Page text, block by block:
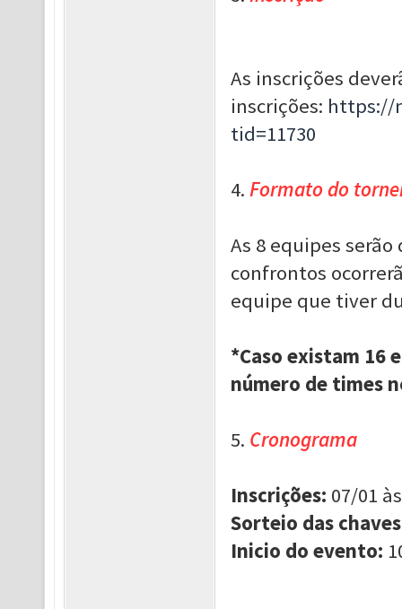
As inscrições
inscrições: https://
tid=11730
4. Formato do
As 8 equipes
confrontos
equipe que tiver
*Caso existam 16
número de times
5. Cronograma
Inscrições: 07/01
Sorteio das
Inicio do evento: